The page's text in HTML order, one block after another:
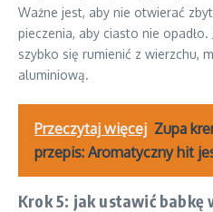
Ważne jest, aby nie otwierać
pieczenia, aby ciasto nie
szybko się rumienić z wierzchu,
aluminiową.
Przeczytaj więcej Zupa
przepis: Aromatyczny hit
Krok 5: jak ustawić babkę